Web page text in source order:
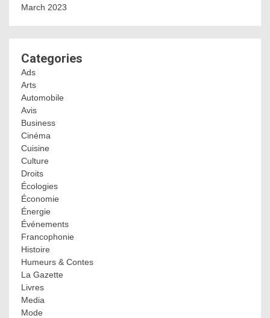
March 2023
Categories
Ads
Arts
Automobile
Avis
Business
Cinéma
Cuisine
Culture
Droits
Écologies
Économie
Énergie
Événements
Francophonie
Histoire
Humeurs & Contes
La Gazette
Livres
Media
Mode